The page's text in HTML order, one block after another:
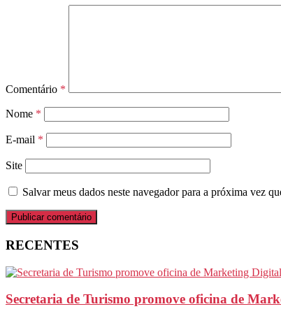
Comentário *
Nome *
E-mail *
Site
Salvar meus dados neste navegador para a próxima vez
RECENTES
Secretaria de Turismo promove oficina de